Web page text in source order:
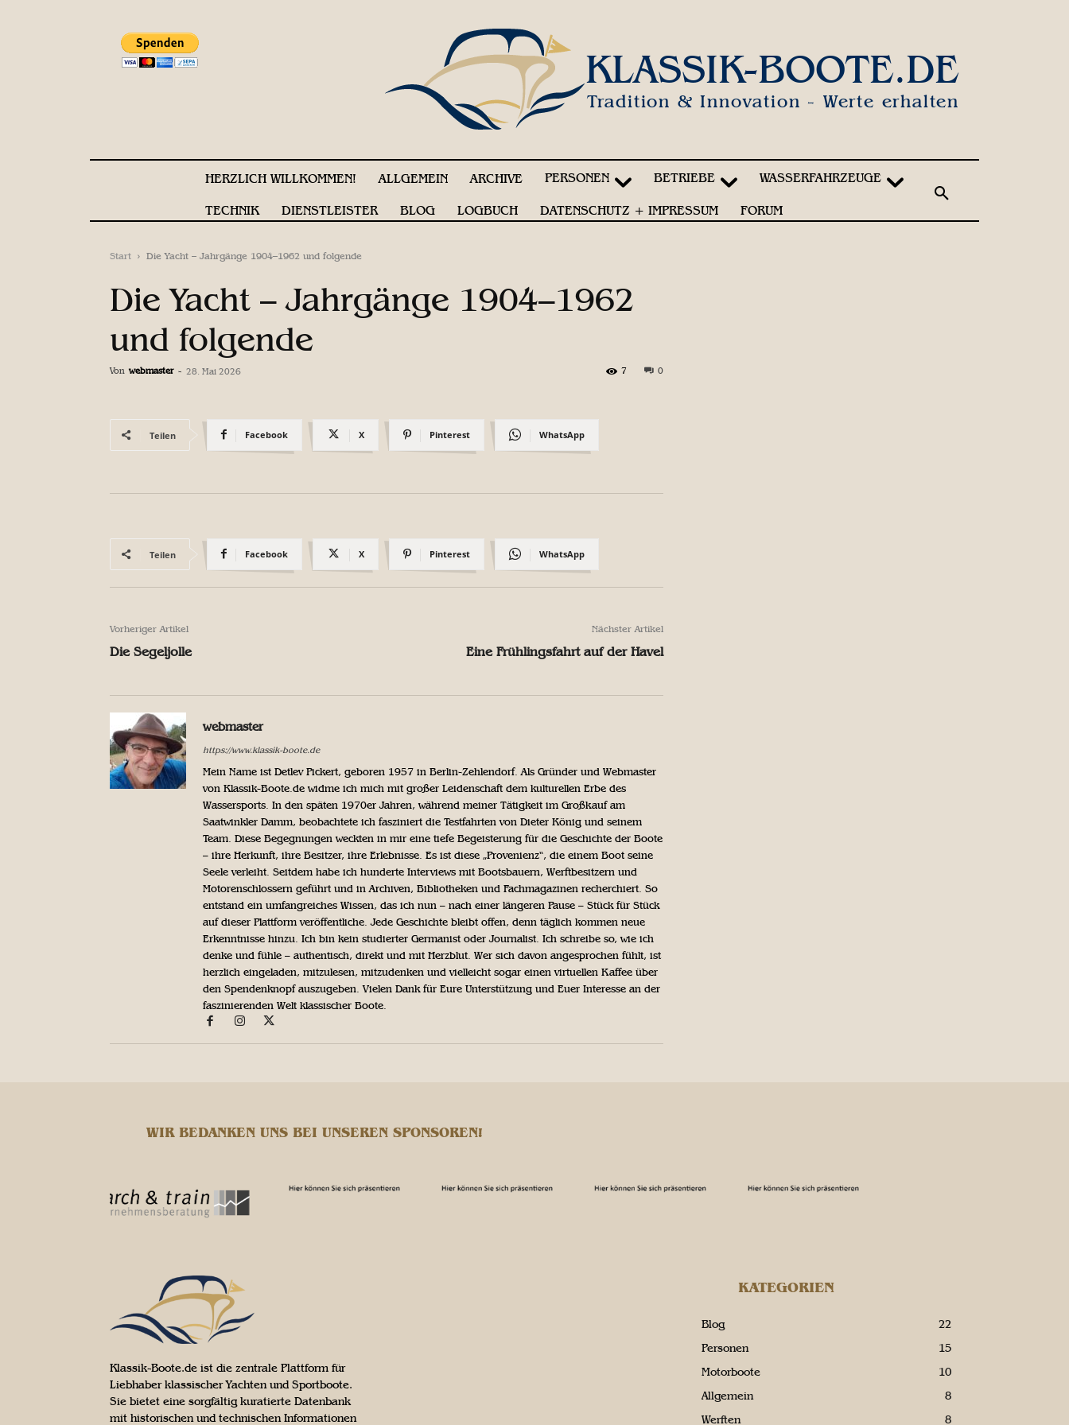
KLASSIK-BOOTE.DE
Tradition & Innovation - Werte erhalten
HERZLICH WILLKOMMEN! ALLGEMEIN ARCHIVE PERSONEN BETRIEBE WASSERFAHRZEUGE
TECHNIK DIENSTLEISTER BLOG LOGBUCH DATENSCHUTZ + IMPRESSUM FORUM
Start Die Yacht – Jahrgänge 1904–1962 und folgende
Die Yacht – Jahrgänge 1904–1962
und folgende
Von webmaster - 28. Mai 2026 0
7
Teilen Facebook X Pinterest WhatsApp
Teilen Facebook X Pinterest WhatsApp
Vorheriger Artikel
Die Segeljolle
Nächster Artikel
Eine Frühlingsfahrt auf der Havel
webmaster
https://www.klassik-boote.de
Mein Name ist Detlev Pickert, geboren 1957 in Berlin-Zehlendorf. Als Gründer und Webmaster
von Klassik-Boote.de widme ich mich mit großer Leidenschaft dem kulturellen Erbe des
Wassersports. In den späten 1970er Jahren, während meiner Tätigkeit im Großkauf am
Saatwinkler Damm, beobachtete ich fasziniert die Testfahrten von Dieter König und seinem
Team. Diese Begegnungen weckten in mir eine tiefe Begeisterung für die Geschichte der Boote
– ihre Herkunft, ihre Besitzer, ihre Erlebnisse. Es ist diese „Provenienz“, die einem Boot seine
Seele verleiht. Seitdem habe ich hunderte Interviews mit Bootsbauern, Werftbesitzern und
Motorenschlossern geführt und in Archiven, Bibliotheken und Fachmagazinen recherchiert. So
entstand ein umfangreiches Wissen, das ich nun – nach einer längeren Pause – Stück für Stück
auf dieser Plattform veröffentliche. Jede Geschichte bleibt offen, denn täglich kommen neue
Erkenntnisse hinzu. Ich bin kein studierter Germanist oder Journalist. Ich schreibe so, wie ich
denke und fühle – authentisch, direkt und mit Herzblut. Wer sich davon angesprochen fühlt, ist
herzlich eingeladen, mitzulesen, mitzudenken und vielleicht sogar einen virtuellen Kaffee über
den Spendenknopf auszugeben. Vielen Dank für Eure Unterstützung und Euer Interesse an der
faszinierenden Welt klassischer Boote.
WIR BEDANKEN UNS BEI UNSEREN SPONSOREN!
Klassik-Boote.de ist die zentrale Plattform für
Liebhaber klassischer Yachten und Sportboote.
Sie bietet eine sorgfältig kuratierte Datenbank
mit historischen und technischen Informationen
KATEGORIEN
Blog
22
Personen
15
Motorboote
10
Allgemein
8
Werften
8